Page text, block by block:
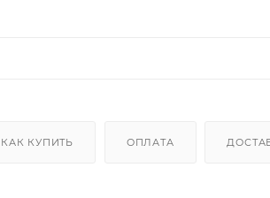
КАК КУПИТЬ ОПЛАТА